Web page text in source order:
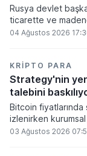
Rusya devlet
ticarette ve
kripto varlıkların
elde edilen dijital
altında
alımlarında
04 Ağustos 2026
KRIPTO PARA
Strategy'nin
talebini
Bitcoin fiyatlarında
izlenirken
piyasa
03 Ağustos 2026